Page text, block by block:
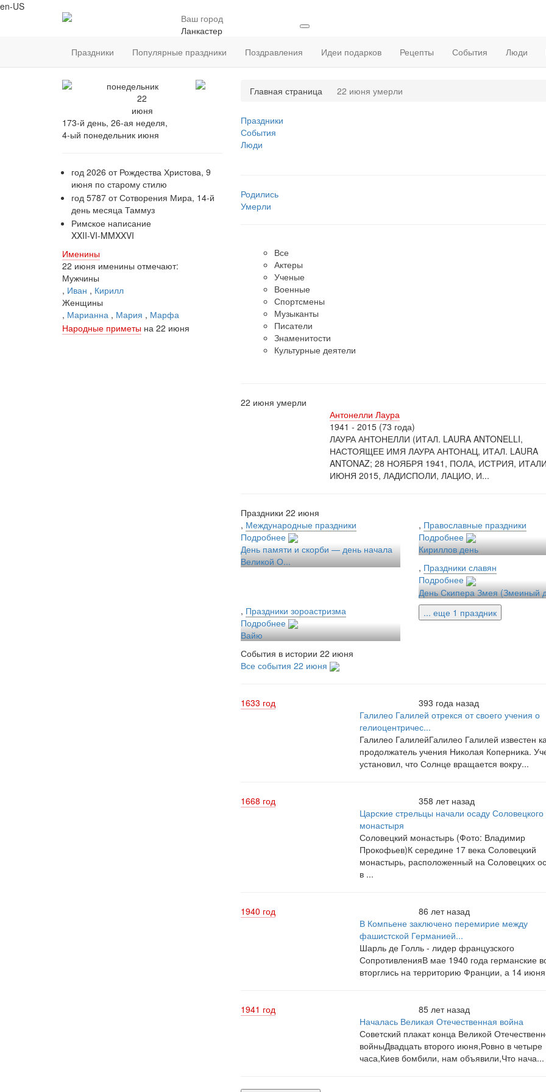
en-US
Ваш город
Ланкастер
Праздники
Популярные праздники Поздравления Идеи подарков Рецепты События Люди
понедельник
22
июня
173-й день, 26-ая неделя,
4-ый понедельник июня
год 2026 от Рождества Христова, 9
июня по старому стилю
год 5787 от Сотворения Мира, 14-й
день месяца Таммуз
Римское написание
XXII-VI-MMXXVI
Именины
22 июня именины отмечают:
Мужчины
, Иван , Кирилл
Женщины
, Марианна , Мария , Марфа
Народные приметы на 22 июня
Главная страница 22 июня умерли
Праздники
События
Люди
Родились
Умерли
Все
Актеры
Ученые
Военные
Спортсмены
Музыканты
Писатели
Знаменитости
Культурные деятели
22 июня умерли
Антонелли Лаура
1941 - 2015 (73 года)
ЛАУРА АНТОНЕЛЛИ (ИТАЛ. LAURA ANTONELLI,
НАСТОЯЩЕЕ ИМЯ ЛАУРА АНТОНАЦ, ИТАЛ. LAURA
ANTONAZ; 28 НОЯБРЯ 1941, ПОЛА, ИСТРИЯ,
ИЮНЯ 2015, ЛАДИСПОЛИ, ЛАЦИО, И...
Праздники 22 июня
, Международные праздники
Подробнее
День памяти и скорби — день начала
Великой О...
, Православные праздники
Подробнее
Кириллов день
, Праздники славян
Подробнее
День Скипера Змея (Змеиный
, Праздники зороастризма
Подробнее
Вайю
... еще 1 праздник
События в истории 22 июня
Все события 22 июня
1633 год
393 года назад
Галилео Галилей отрекся от своего учения о
гелиоцентричес...
Галилео ГалилейГалилео Галилей известен
продолжатель учения Николая Коперника.
установил, что Солнце вращается вокру...
1668 год
358 лет назад
Царские стрельцы начали осаду Соловецкого
монастыря
Соловецкий монастырь (Фото: Владимир
Прокофьев)К середине 17 века Соловецкий
монастырь, расположенный на Соловецких
в ...
1940 год
86 лет назад
В Компьене заключено перемирие между
фашистской Германией...
Шарль де Голль - лидер французского
СопротивленияВ мае 1940 года германские
вторглись на территорию Франции, а 14
1941 год
85 лет назад
Началась Великая Отечественная война
Советский плакат конца Великой
войныДвадцать второго июня,Ровно в четыре
часа,Киев бомбили, нам объявили,Что нача...